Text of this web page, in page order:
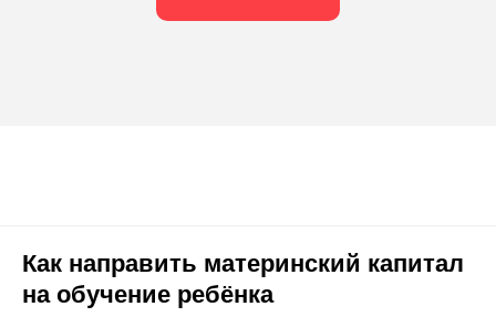
Как направить материнский капитал
на обучение ребёнка